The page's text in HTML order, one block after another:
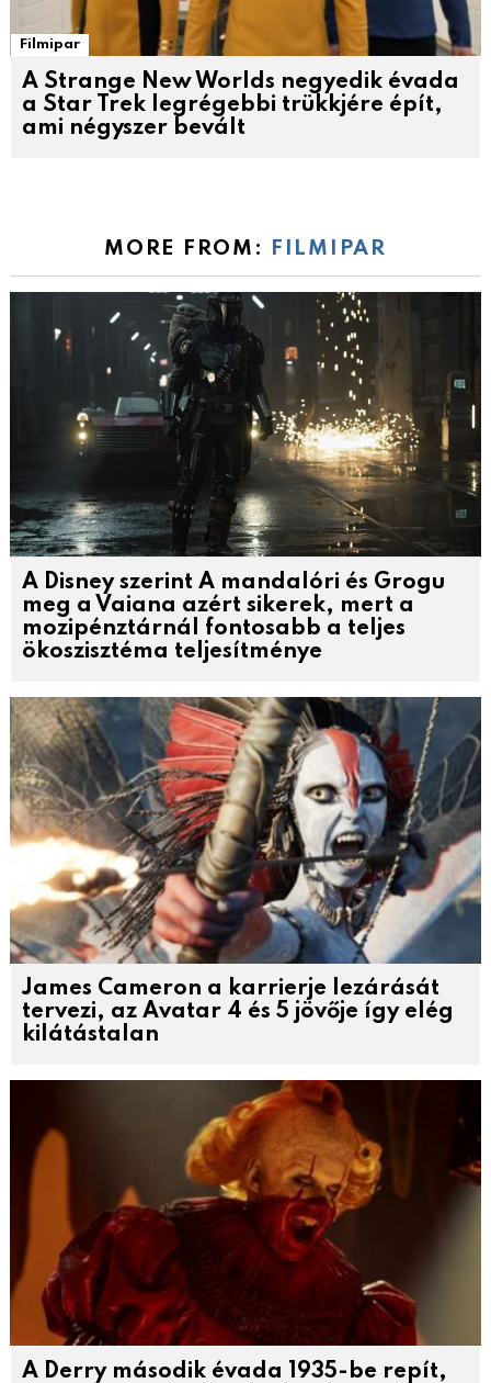
Filmipar
A Strange New Worlds negyedik évada
a Star Trek legrégebbi trükkjére épít,
ami négyszer bevált
MORE FROM: FILMIPAR
A Disney szerint A mandalóri és Grogu
meg a Vaiana azért sikerek, mert a
mozipénztárnál fontosabb a teljes
ökoszisztéma teljesítménye
James Cameron a karrierje lezárását
tervezi, az Avatar 4 és 5 jövője így elég
kilátástalan
A Derry második évada 1935-be repít,